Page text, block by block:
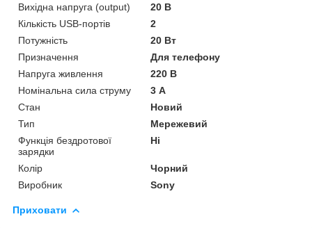
Вихідна напруга (output)
20 В
Кількість USB-портів
2
Потужність
20 Вт
Призначення
Для телефону
Напруга живлення
220 В
Номінальна сила струму
3 А
Стан
Новий
Тип
Мережевий
Функція бездротової
зарядки
Ні
Колір
Чорний
Виробник
Sony
Приховати